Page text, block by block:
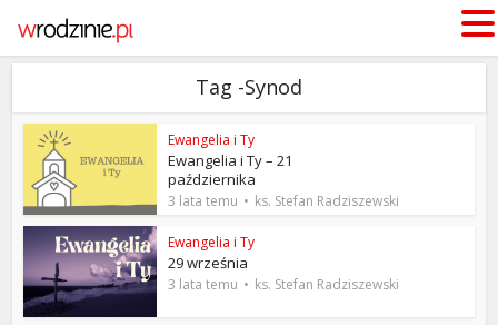
Tag -Synod
Ewangelia i Ty
Ewangelia i Ty – 21
października
3 lata temu ks. Stefan Radziszewski
Ewangelia i Ty
29 września
3 lata temu ks. Stefan Radziszewski